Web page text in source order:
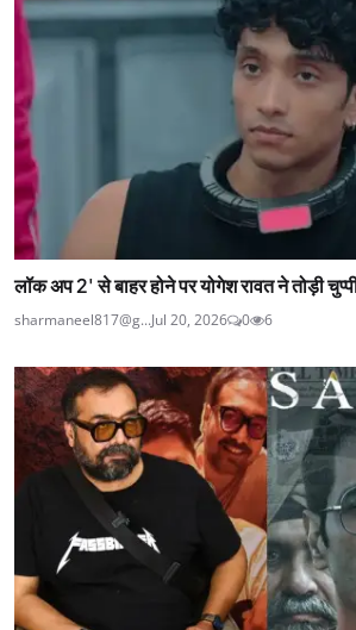
लॉक अप 2' से बाहर होने पर योगेश रावत ने तोड़ी
sharmaneel817@g...Jul 20, 2026 0 6